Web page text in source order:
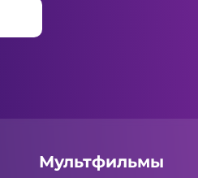
Мультфильмы